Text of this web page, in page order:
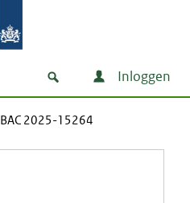
Inloggen
BAC 2025-15264